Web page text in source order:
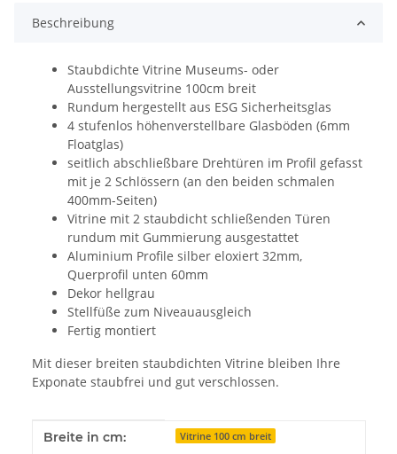
Beschreibung
Staubdichte Vitrine Museums- oder
Ausstellungsvitrine 100cm breit
Rundum hergestellt aus ESG Sicherheitsglas
4 stufenlos höhenverstellbare Glasböden (6mm
Floatglas)
seitlich abschließbare Drehtüren im Profil gefasst
mit je 2 Schlössern (an den beiden schmalen
400mm-Seiten)
Vitrine mit 2 staubdicht schließenden Türen
rundum mit Gummierung ausgestattet
Aluminium Profile silber eloxiert 32mm,
Querprofil unten 60mm
Dekor hellgrau
Stellfüße zum Niveauausgleich
Fertig montiert
Mit dieser breiten staubdichten Vitrine bleiben Ihre
Exponate staubfrei und gut verschlossen.
Produkteigenschaft
Wert
Breite in cm: Vitrine 100 cm breit